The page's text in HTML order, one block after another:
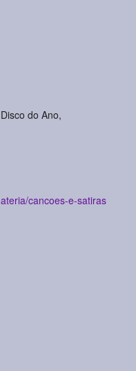
Disco do Ano,
cancoes-e-satiras